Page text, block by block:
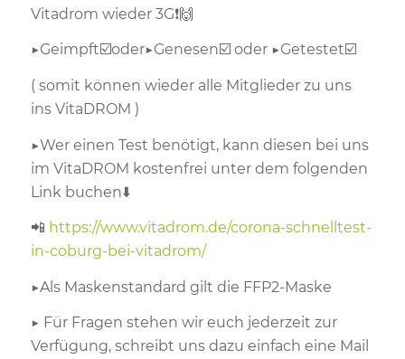
Vitadrom wieder 3G❗️🙌
▶️Geimpft☑️oder▶️Genesen☑️ oder ▶️Getestet☑️
( somit können wieder alle Mitglieder zu uns
ins VitaDROM )
▶️Wer einen Test benötigt, kann diesen bei uns
im VitaDROM kostenfrei unter dem folgenden
Link buchen⬇️
📲 https://www.vitadrom.de/corona-schnelltest-
in-coburg-bei-vitadrom/
▶️Als Maskenstandard gilt die FFP2-Maske
▶️ Für Fragen stehen wir euch jederzeit zur
Verfügung, schreibt uns dazu einfach eine Mail